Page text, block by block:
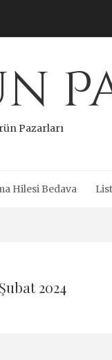
Pazarları
Hilesi Bedava
2024